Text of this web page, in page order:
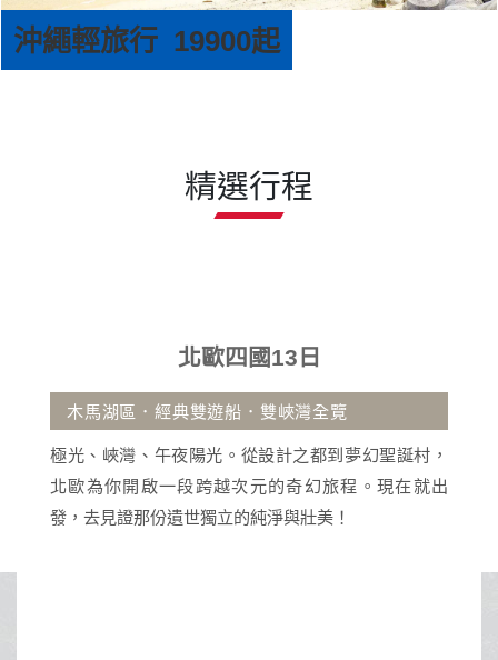
沖繩輕旅行 19900起
精選行程
．雙峽灣全覽
從設計之都到夢幻聖誕村，
次元的奇幻旅程。現在就出
的純淨與壯美！
古宇利大橋.那霸市區
沖繩擁有蔚藍透明海景
活動與獨特南國文化的渡